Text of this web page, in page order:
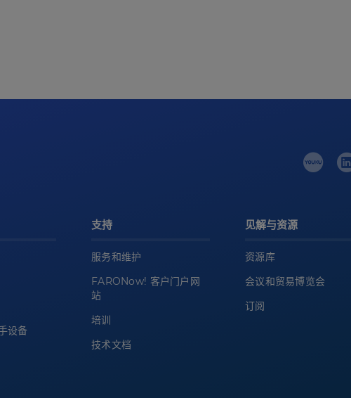
设备
支持
服务和维护
FARONow! 客户门户网
站
培训
技术文档
见解与资源
资源库
会议和贸易博览会
订阅